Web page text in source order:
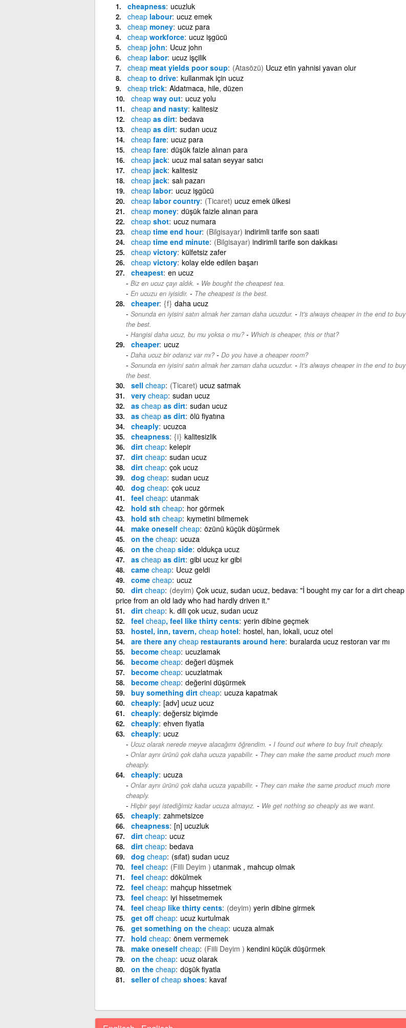
cheapness ucuzluk
cheaplabour ucuz emek
cheapmoney ucuz para
cheapworkforce ucuz işgücü
cheapjohn Ucuz john
cheaplabor ucuz işçilik
cheapmeat yields poor soup (Atasözü) Ucuz etin yahnisi yavan olur
cheapto drive kullanmak için ucuz
cheaptrick Aldatmaca, hile, düzen
cheapway out ucuz yolu
cheapand nasty kalitesiz
cheapas dirt bedava
cheapas dirt sudan ucuz
cheapfare ucuz para
cheapfare düşük faizle alınan para
cheapjack ucuz mal satan seyyar satıcı
cheapjack kalitesiz
cheapjack salı pazarı
cheaplabor ucuz işgücü
cheaplabor country (Ticaret) ucuz emek ülkesi
cheapmoney düşük faizle alınan para
cheapshot ucuz numara
cheaptime end hour (Bilgisayar) indirimli tarife son saati
cheaptime end minute (Bilgisayar) indirimli tarife son dakikası
cheapvictory külfetsiz zafer
cheapvictory kolay elde edilen başarı
cheapest en ucuz
Biz en ucuz çayı aldık. - We bought the cheapest tea.
En ucuzu en iyisidir. - The cheapest is the best.
cheaper {f} daha ucuz
Sonunda en iyisini satın almak her zaman daha ucuzdur. - It's always cheaper in the end to buy
the best.
Hangisi daha ucuz, bu mu yoksa o mu?- Which is cheaper, this or that?
cheaper ucuz
Daha ucuz bir odanız var mı?- Do you have a cheaper room?
Sonunda en iyisini satın almak her zaman daha ucuzdur. - It's always cheaper in the end to buy
the best.
sell cheap (Ticaret) ucuz satmak
very cheap sudan ucuz
as cheapas dirt sudan ucuz
as cheapas dirt ölü fiyatına
cheaply ucuzca
cheapness {i} kalitesizlik
dirt cheap kelepir
dirt cheap sudan ucuz
dirt cheap çok ucuz
dog cheap sudan ucuz
dog cheap çok ucuz
feel cheap utanmak
hold sth cheap hor görmek
hold sth cheap kıymetini bilmemek
make oneself cheap özünü küçük düşürmek
on the cheap ucuza
on the cheapside oldukça ucuz
as cheapas dirt gibi ucuz kır gibi
came cheap Ucuz geldi
come cheap ucuz
dirt cheap (deyim) Çok ucuz, sudan ucuz, bedava: "İ bought my car for a dirt cheap
price from an old lady who had hardly driven it."
dirt cheap k. dili çok ucuz, sudan ucuz
feel cheap, feel like thirty cents yerin dibine geçmek
hostel, inn, tavern, cheaphotel hostel, han, lokali, ucuz otel
are there any cheaprestaurants around here buralarda ucuz restoran var mı
become cheap ucuzlamak
become cheap değeri düşmek
become cheap ucuzlatmak
become cheap değerini düşürmek
buy something dirt cheap ucuza kapatmak
cheaply [adv] ucuz ucuz
cheaply değersiz biçimde
cheaply ehven fiyatla
cheaply ucuz
Ucuz olarak nerede meyve alacağımı öğrendim. - I found out where to buy fruit cheaply.
Onlar aynı ürünü çok daha ucuza yapabilir. - They can make the same product much more
cheaply.
cheaply ucuza
Onlar aynı ürünü çok daha ucuza yapabilir. - They can make the same product much more
cheaply.
Hiçbir şeyi istediğimiz kadar ucuza almayız. - We get nothing so cheaply as we want.
cheaply zahmetsizce
cheapness [n] ucuzluk
dirt cheap ucuz
dirt cheap bedava
dog cheap (sıfat) sudan ucuz
feel cheap (Fiili Deyim ) utanmak , mahcup olmak
feel cheap dökülmek
feel cheap mahçup hissetmek
feel cheap iyi hissetmemek
feel cheaplike thirty cents (deyim) yerin dibine girmek
get off cheap ucuz kurtulmak
get something on the cheap ucuza almak
hold cheap önem vermemek
make oneself cheap (Fiili Deyim ) kendini küçük düşürmek
on the cheap ucuz olarak
on the cheap düşük fiyatla
seller of cheapshoes kavaf